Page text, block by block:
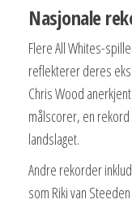
Nasjonale
Flere All Whites-
reflekterer deres
Chris Wood
målscorer, en
landslaget.
Andre rekorder
som Riki van